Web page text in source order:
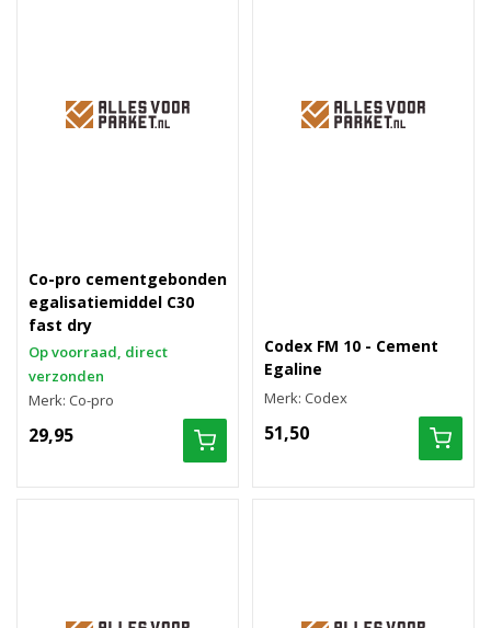
Co-pro cementgebonden
egalisatiemiddel C30
fast dry
Op voorraad, direct
verzonden
Merk: Co-pro
29,95
Codex FM 10 - Cement
Egaline
Merk: Codex
51,50